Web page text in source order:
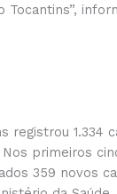
Tocantins”,
registrou 1.334
Nos primeiros
359 novos